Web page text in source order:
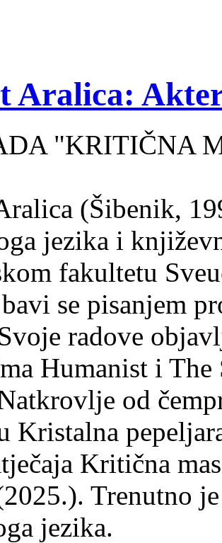
Aralica:
"KRITIČNA
(Šibenik,
jezika i
fakultetu
se pisanjem
radove
Humanist i
od
Kristalna
Kritična
Trenutno
jezika.